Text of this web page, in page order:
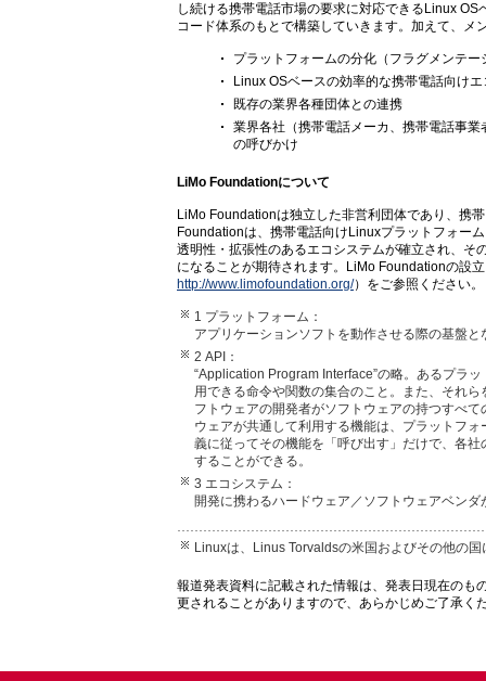
し続ける携帯電話市場の要求に対応できるLinux
コード体系のもとで構築していきます。加えて、
プラットフォームの分化（フラグメンテ
Linux OSベースの効率的な携帯電話向け
既存の業界各種団体との連携
業界各社（携帯電話メーカ、携帯電話事
の呼びかけ
LiMo Foundationについて
LiMo Foundationは独立した非営利団体であり、携
Foundationは、携帯電話向けLinuxプラットフォー
透明性・拡張性のあるエコシステムが確立され、そ
になることが期待されます。LiMo Foundationの設
http://www.limofoundation.org/）をご参照ください。
1 プラットフォーム：
アプリケーションソフトを動作させる際の基盤
2 API：
“Application Program Interface”の略。あるプラ
用できる命令や関数の集合のこと。また、それ
フトウェアの開発者がソフトウェアの持つすべ
ウェアが共通して利用する機能は、プラットフ
義に従ってその機能を「呼び出す」だけで、各
することができる。
3 エコシステム：
開発に携わるハードウェア／ソフトウェアベン
Linuxは、Linus Torvaldsの米国およびその他の
報道発表資料に記載された情報は、発表日現在のも
更されることがありますので、あらかじめご了承く